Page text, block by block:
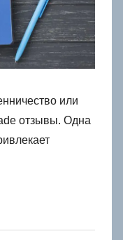
или
отзывы. Одна